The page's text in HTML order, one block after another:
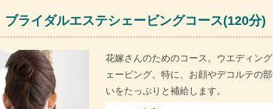
ブライダルエステシェービングコース(120分)
花嫁さんのためのコース。ウエディン
ェービング。特に、お顔やデコルテの
いをたっぷりと補給します。